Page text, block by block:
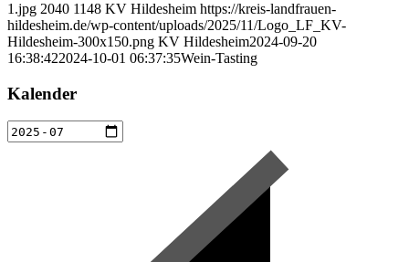
1.jpg 2040 1148 KV Hildesheim https://kreis-landfrauen-
hildesheim.de/wp-content/uploads/2025/11/Logo_LF_KV-
Hildesheim-300x150.png KV Hildesheim2024-09-20
16:38:422024-10-01 06:37:35Wein-Tasting
Kalender